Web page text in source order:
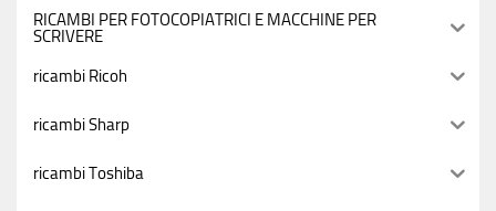
RICAMBI PER FOTOCOPIATRICI E MACCHINE PER
SCRIVERE
ricambi Ricoh
ricambi Sharp
ricambi Toshiba